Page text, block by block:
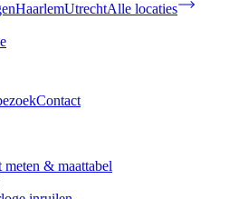
HaarlemUtrechtAlle locaties
Contact
meten & maattabel